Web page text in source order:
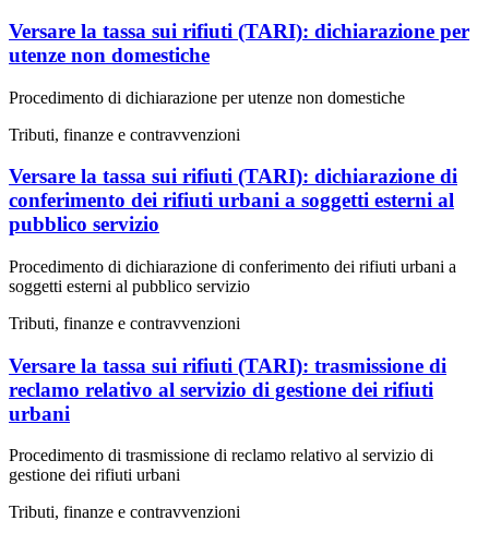
Versare la tassa sui rifiuti (TARI): dichiarazione per
utenze non domestiche
Procedimento di dichiarazione per utenze non domestiche
Tributi, finanze e contravvenzioni
Versare la tassa sui rifiuti (TARI): dichiarazione di
conferimento dei rifiuti urbani a soggetti esterni al
pubblico servizio
Procedimento di dichiarazione di conferimento dei rifiuti urbani a
soggetti esterni al pubblico servizio
Tributi, finanze e contravvenzioni
Versare la tassa sui rifiuti (TARI): trasmissione di
reclamo relativo al servizio di gestione dei rifiuti
urbani
Procedimento di trasmissione di reclamo relativo al servizio di
gestione dei rifiuti urbani
Tributi, finanze e contravvenzioni